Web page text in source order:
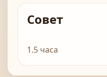
Совет
1.5 часа